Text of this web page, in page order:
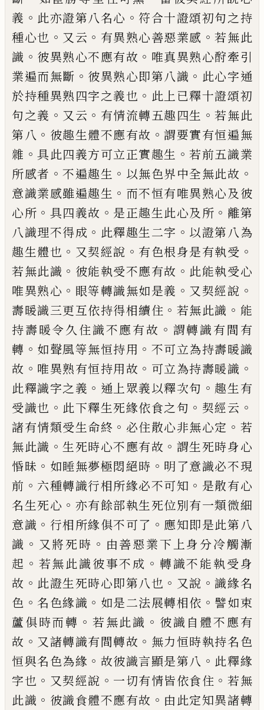
義 。 此亦證第八名心 。 符合十證頌初句之持
種心也 。 又云 。 有異熟心善惡業感 。若無此
識 。 彼異熟心不應有故 。 唯真異熟心酧牽引
業遍而無斷 。 彼異熟心即第八識 。 此心字通
於持種異熟四字之義也 。 此上已釋十證頌初
句之義 。 又云 。 有情流轉五趣四生 。若無此
第八 。 彼趣生體不應有故 。謂要實有恒遍無
雜 。具此四義方可立正實趣生 。若前五識業
所感者 。不遍趣生 。 以無色界中全無此故 。
意識業感雖遍趣生 。 而不恒有唯異熟心及彼
心所 。 具四義故 。 是正趣生此心及所 。 離第
八識理不得成 。 此釋趣生二字 。 以證第八為
趣生體也 。 又契經說 。 有色根身是有執受 。
若無此識 。 彼能執受不應有故 。 此能執受心
唯異熟心 。 眼等轉識無如是義 。 又契經說 。
壽暖識三更互依持得相續住 。 若無此識 。 能
持壽暖令久住識不應有故 。 謂轉識有間有
轉 。 如聲風等無恒持用 。 不可立為持壽暖識
故 。 唯異熟有恒持用故 。 可立為持壽暖識 。
此釋識字之義 。 通上眾義以釋次句 。 趣生有
受識也 。 此下釋生死緣依食之句 。 契經云 。
諸有情類受生命終 。 必住散心非無心定 。 若
無此識 。生死時心不應有故 。 謂生死時身心
惛昧 。 如睡無夢極悶絕時 。 明了意識必不現
前 。 六種轉識行相所緣必不可知 。 是散有心
名生死心 。 亦有餘部執生死位別有一類微細
意識 。 行相所緣俱不可了 。 應知即是此第八
識 。 又將死時 。 由善惡業下上身分冷觸漸
起 。 若無此識彼事不成 。 轉識不能執受身
故 。 此證生死時心即第八也 。 又說 。識緣名
色 。名色緣識 。 如是二法展轉相依 。 譬如束
蘆俱時而轉 。 若無此識 。 彼識自體不應有
故 。 又諸轉識有間轉故 。 無力恒時執持名色
恒與名色為緣 。 故彼識言顯是第八 。 此釋緣
字也 。 又契經說 。 一切有情皆依食住 。若無
此識 。 彼識食體不應有故 。 由此定知異諸轉